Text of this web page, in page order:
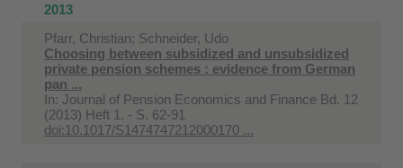
2013
Pfarr, Christian; Schneider, Udo
Choosing between subsidized and unsubsidized
private pension schemes : evidence from German
pan ...
In: Journal of Pension Economics and Finance Bd. 12
(2013) Heft 1. - S. 62-91
doi:10.1017/S1474747212000170 ...